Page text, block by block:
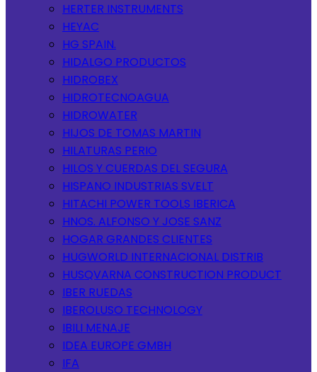
HERTER INSTRUMENTS
HEYAC
HG SPAIN.
HIDALGO PRODUCTOS
HIDROBEX
HIDROTECNOAGUA
HIDROWATER
HIJOS DE TOMAS MARTIN
HILATURAS PERIO
HILOS Y CUERDAS DEL SEGURA
HISPANO INDUSTRIAS SVELT
HITACHI POWER TOOLS IBERICA
HNOS. ALFONSO Y JOSE SANZ
HOGAR GRANDES CLIENTES
HUGWORLD INTERNACIONAL DISTRIB
HUSQVARNA CONSTRUCTION PRODUCT
IBER RUEDAS
IBEROLUSO TECHNOLOGY
IBILI MENAJE
IDEA EUROPE GMBH
IFA